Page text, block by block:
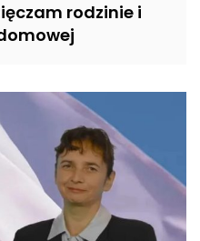
rodzinie i